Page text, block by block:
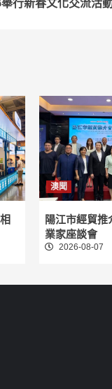
行新春文化交流活
澳聞
陽江市經貿推
業家座談會
2026-08-07